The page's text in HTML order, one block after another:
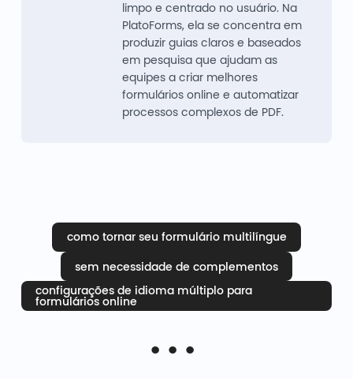
limpo e centrado no usuário. Na
PlatoForms, ela se concentra em
produzir guias claros e baseados
em pesquisa que ajudam as
equipes a criar melhores
formulários online e automatizar
processos complexos de PDF.
como tornar seu formulário multilíngue
sem necessidade de complementos
configurações de idioma múltiplo para
formulários online